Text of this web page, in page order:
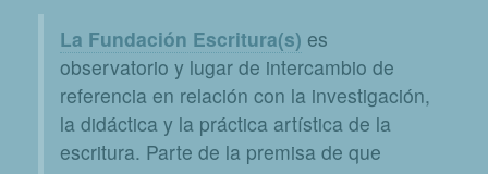
La Fundación Escritura(s) es
observatorio y lugar de intercambio de
referencia en relación con la investigación,
la didáctica y la práctica artística de la
escritura. Parte de la premisa de que